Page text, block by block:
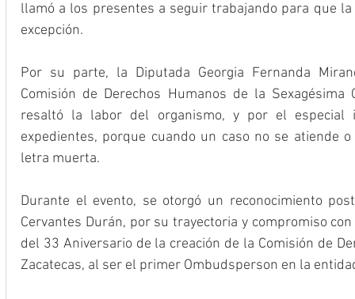
llamó a los presentes a seguir trabajando para que
excepción.
Por su parte, la Diputada Georgia Fernanda
Comisión de Derechos Humanos de la
resaltó la labor del organismo, y por el especial
expedientes, porque cuando un caso no se atiende
letra muerta.
Durante el evento, se otorgó un reconocimiento
Cervantes Durán, por su trayectoria y compromiso
del 33 Aniversario de la creación de la Comisión de
Zacatecas, al ser el primer Ombudsperson en la